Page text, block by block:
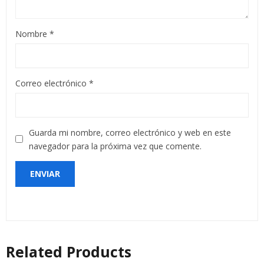
Nombre *
Correo electrónico *
Guarda mi nombre, correo electrónico y web en este
navegador para la próxima vez que comente.
Related Products